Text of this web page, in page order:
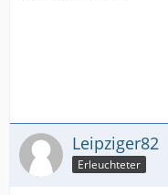
Leipziger82
Erleuchteter